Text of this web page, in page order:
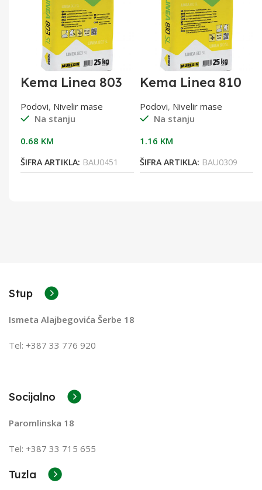
Kema Linea 803
Podovi, Nivelir mase
Na stanju
0.68 KM
ŠIFRA ARTIKLA: BAU0451
Kema Linea 810
Podovi, Nivelir mase
Na stanju
1.16 KM
ŠIFRA ARTIKLA: BAU0309
Stup
Ismeta Alajbegovića Šerbe 18
Tel: +387 33 776 920
Socijalno
Paromlinska 18
Tel: +387 33 715 655
Tuzla